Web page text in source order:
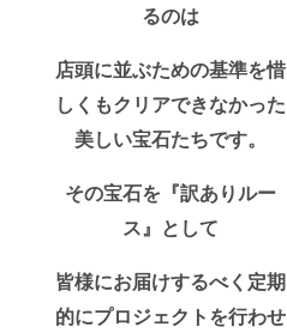
るのは
店頭に並ぶための基準を惜
しくもクリアできなかった
美しい宝石たちです。
その宝石を『訳ありルー
ス』として
皆様にお届けするべく定期
的にプロジェクトを行わせ